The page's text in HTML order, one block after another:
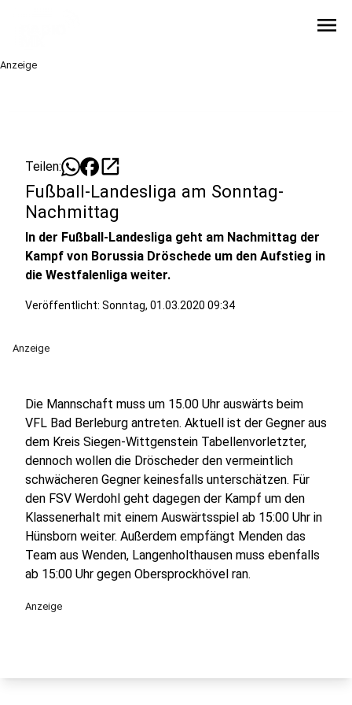
menu
Anzeige
Teilen: open_in_new
Fußball-Landesliga am Sonntag-
Nachmittag
In der Fußball-Landesliga geht am Nachmittag der
Kampf von Borussia Dröschede um den Aufstieg in
die Westfalenliga weiter.
Veröffentlicht: Sonntag, 01.03.2020 09:34
Anzeige
Die Mannschaft muss um 15.00 Uhr auswärts beim
VFL Bad Berleburg antreten. Aktuell ist der Gegner aus
dem Kreis Siegen-Wittgenstein Tabellenvorletzter,
dennoch wollen die Dröscheder den vermeintlich
schwächeren Gegner keinesfalls unterschätzen. Für
den FSV Werdohl geht dagegen der Kampf um den
Klassenerhalt mit einem Auswärtsspiel ab 15:00 Uhr in
Hünsborn weiter. Außerdem empfängt Menden das
Team aus Wenden, Langenholthausen muss ebenfalls
ab 15:00 Uhr gegen Obersprockhövel ran.
Anzeige